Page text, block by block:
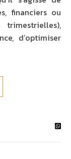
financiers ou
trimestrielles),
d’optimiser